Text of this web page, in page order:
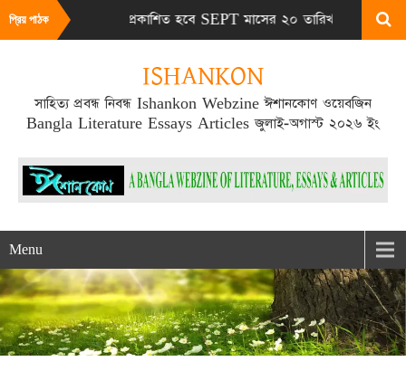
প্রিয় পাঠক
সংখ্যা প্রকাশিত হবে SEPT মাসের ২০ তারিখ # আমাদের
ISHANKON
সাহিত্য প্রবন্ধ নিবন্ধ Ishankon Webzine ঈশানকোণ ওয়েবজিন
Bangla Literature Essays Articles জুলাই-অগাস্ট ২০২৬ ইং
Menu